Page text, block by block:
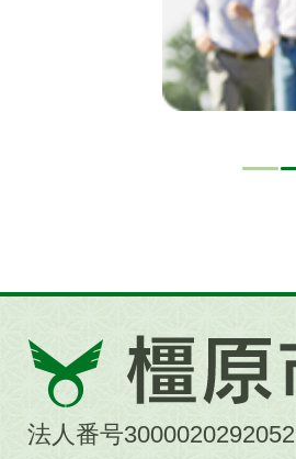
橿
原
市
法人番号3000020292052